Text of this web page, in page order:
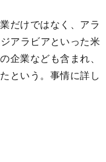
だけではなく、アラ
アラビアといった米
企業なども含まれ、
という。事情に詳し